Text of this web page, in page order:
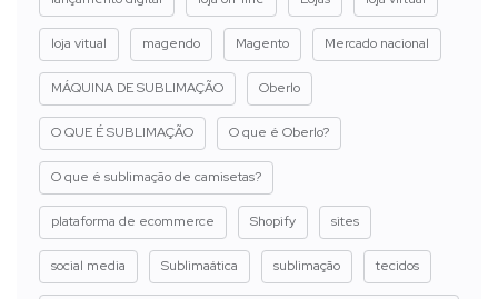
loja vitual magendo Magento Mercado nacional
MÁQUINA DE SUBLIMAÇÃO Oberlo
O QUE É SUBLIMAÇÃO O que é Oberlo?
O que é sublimação de camisetas?
plataforma de ecommerce Shopify sites
social media Sublimaática sublimação tecidos